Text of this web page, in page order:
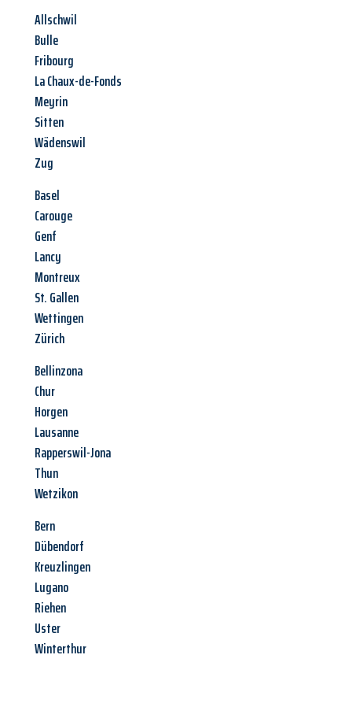
Allschwil
Bulle
Fribourg
La Chaux-de-Fonds
Meyrin
Sitten
Wädenswil
Zug
Basel
Carouge
Genf
Lancy
Montreux
St. Gallen
Wettingen
Zürich
Bellinzona
Chur
Horgen
Lausanne
Rapperswil-Jona
Thun
Wetzikon
Bern
Dübendorf
Kreuzlingen
Lugano
Riehen
Uster
Winterthur